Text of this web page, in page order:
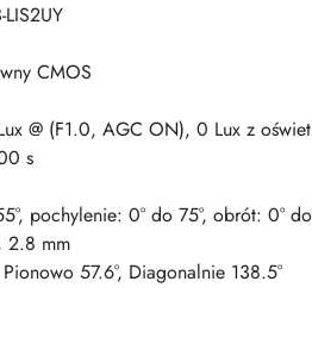
CMOS
@ (F1.0, AGC ON), 0 Lux z
s
pochylenie: 0° do 75°, obrót: 0°
2.8 mm
Pionowo 57.6°, Diagonalnie 138.5°